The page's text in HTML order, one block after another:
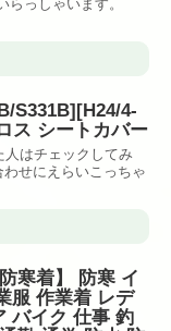
っしゃいます。
S331B][H24/4-
ス シートカバー
人はチェックしてみ
せにえらいこっちゃ
寒着】 防寒 イ
服 作業着 レデ
バイク 仕事 釣